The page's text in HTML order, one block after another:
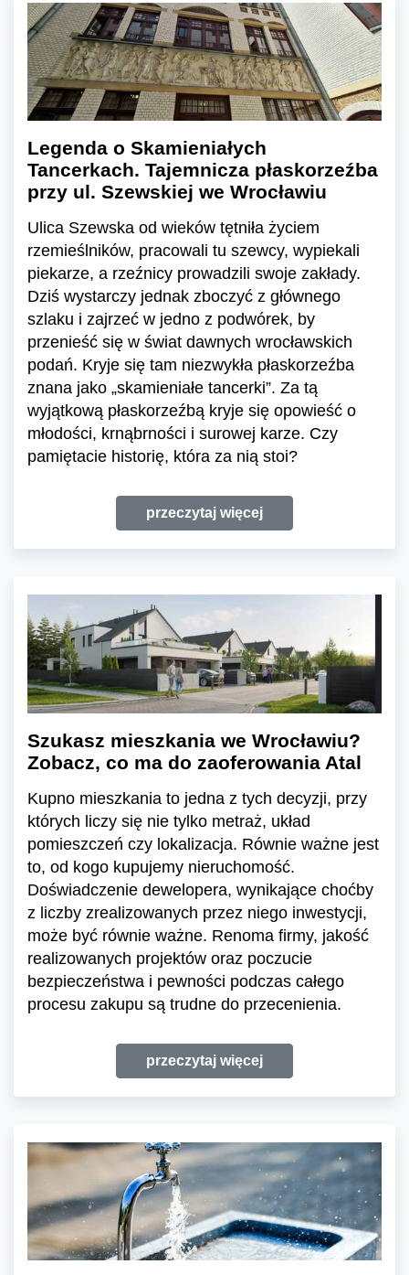
Legenda o Skamieniałych
Tancerkach. Tajemnicza płaskorzeźba
przy ul. Szewskiej we Wrocławiu
Ulica Szewska od wieków tętniła życiem
rzemieślników, pracowali tu szewcy, wypiekali
piekarze, a rzeźnicy prowadzili swoje zakłady.
Dziś wystarczy jednak zboczyć z głównego
szlaku i zajrzeć w jedno z podwórek, by
przenieść się w świat dawnych wrocławskich
podań. Kryje się tam niezwykła płaskorzeźba
znana jako „skamieniałe tancerki”. Za tą
wyjątkową płaskorzeźbą kryje się opowieść o
młodości, krnąbrności i surowej karze. Czy
pamiętacie historię, która za nią stoi?
przeczytaj więcej
Szukasz mieszkania we Wrocławiu?
Zobacz, co ma do zaoferowania Atal
Kupno mieszkania to jedna z tych decyzji, przy
których liczy się nie tylko metraż, układ
pomieszczeń czy lokalizacja. Równie ważne jest
to, od kogo kupujemy nieruchomość.
Doświadczenie dewelopera, wynikające choćby
z liczby zrealizowanych przez niego inwestycji,
może być równie ważne. Renoma firmy, jakość
realizowanych projektów oraz poczucie
bezpieczeństwa i pewności podczas całego
procesu zakupu są trudne do przecenienia.
przeczytaj więcej